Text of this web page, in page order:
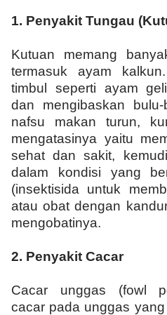
1. Penyakit Tungau
Kutuan memang
termasuk ayam
timbul seperti ayam
dan mengibaskan
nafsu makan turun,
mengatasinya yaitu
sehat dan sakit,
dalam kondisi yang
(insektisida untuk
atau obat dengan
mengobatinya.
2. Penyakit Cacar
Cacar unggas (fowl
cacar pada unggas